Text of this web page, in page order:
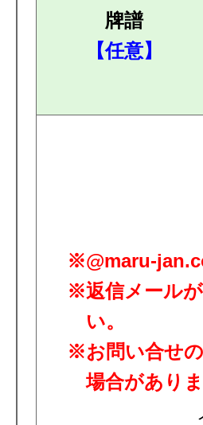
牌譜
【任意】
@maru-
返信メール
い。
お問い合せ
場合がありま